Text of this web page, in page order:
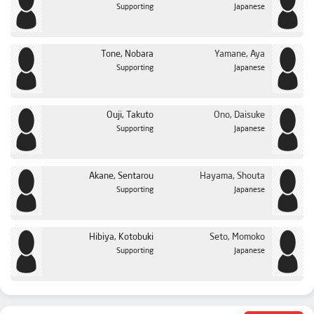
Supporting Japanese
Tone, Nobara
Supporting
Yamane, Aya
Japanese
Ouji, Takuto
Supporting
Ono, Daisuke
Japanese
Akane, Sentarou
Supporting
Hayama, Shouta
Japanese
Hibiya, Kotobuki
Supporting
Seto, Momoko
Japanese